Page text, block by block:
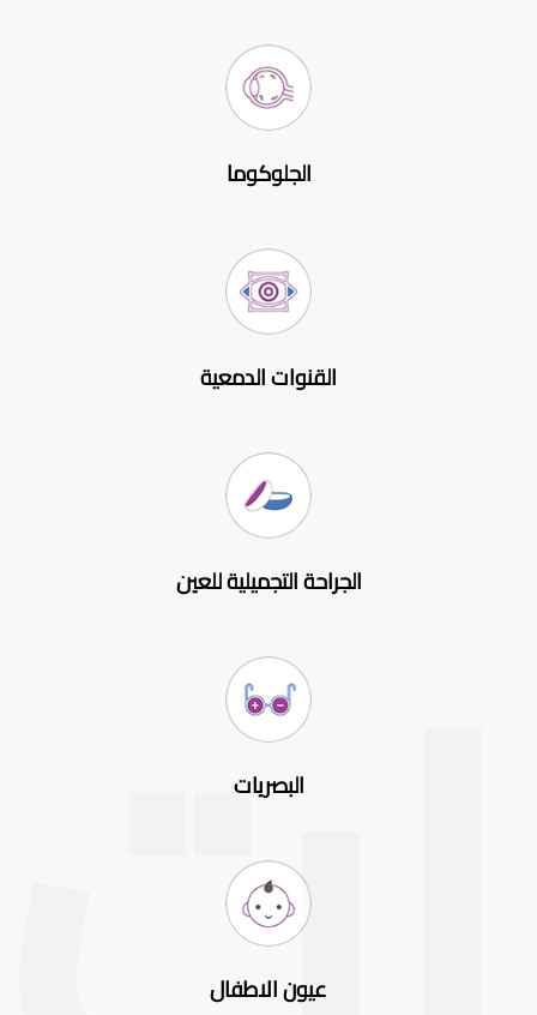
الجلوكوما
القنوات الدمعية
الجراحة التجميلية للعين
البصريات
عيون الاطفال